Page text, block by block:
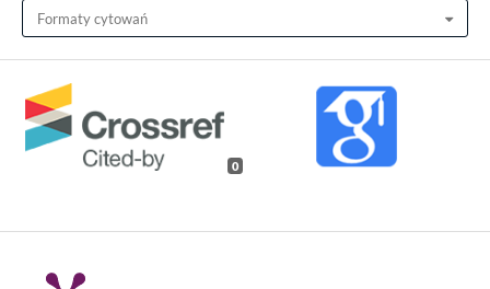
Formaty cytowań
0